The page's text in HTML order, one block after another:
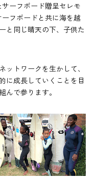
ーフボード贈呈セレモ
フボードと共に海を越
と同じ晴天の下、子供た
トワークを生かして、
に成長していくことを目
んで参ります。